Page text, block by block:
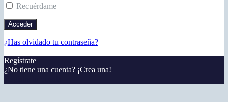
Recuérdame
¿Has olvidado tu contraseña?
Regístrate
¿No tiene una cuenta? ¡Crea una!